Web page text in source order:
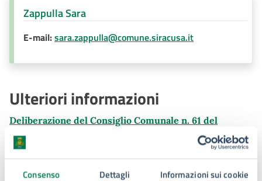
Consenso Dettagli Informazioni sui cookie
Zappulla Sara
E-mail:sara.zappulla@comune.siracusa.it
Ulteriori informazioni
Deliberazione del Consiglio Comunale n. 61 del
27.07.2023
Partito Politico
Partito Democratico